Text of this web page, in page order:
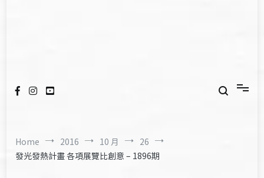
Home 2016 10 月
26
發光發熱計畫 各項展覽比創意 – 1896期